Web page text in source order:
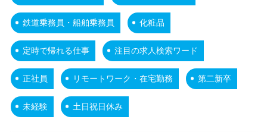
鉄道乗務員・船舶乗務員 化粧品
定時で帰れる仕事 注目の求人検索ワード
正社員 リモートワーク・在宅勤務 第二新卒
未経験 土日祝日休み